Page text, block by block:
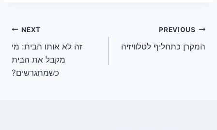
ניווט
PREVIOUS
המקרן כתחליף לטלוויזיה
NEXT
זה לא אותו הבית: מי
מקבל את הבית
כשמתגרשים?